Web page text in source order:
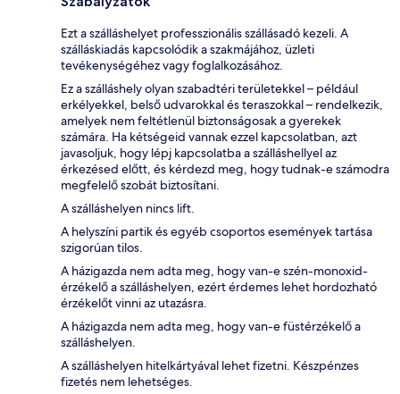
Ezt a szálláshelyet professzionális szállásadó kezeli. A
szálláskiadás kapcsolódik a szakmájához, üzleti
tevékenységéhez vagy foglalkozásához.
Ez a szálláshely olyan szabadtéri területekkel – például
erkélyekkel, belső udvarokkal és teraszokkal – rendelkezik,
amelyek nem feltétlenül biztonságosak a gyerekek
számára. Ha kétségeid vannak ezzel kapcsolatban, azt
javasoljuk, hogy lépj kapcsolatba a szálláshellyel az
érkezésed előtt, és kérdezd meg, hogy tudnak-e számodra
megfelelő szobát biztosítani.
A szálláshelyen nincs lift.
A helyszíni partik és egyéb csoportos események tartása
szigorúan tilos.
A házigazda nem adta meg, hogy van-e szén-monoxid-
érzékelő a szálláshelyen, ezért érdemes lehet hordozható
érzékelőt vinni az utazásra.
A házigazda nem adta meg, hogy van-e füstérzékelő a
szálláshelyen.
A szálláshelyen hitelkártyával lehet fizetni. Készpénzes
fizetés nem lehetséges.